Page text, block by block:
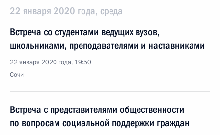
22 января 2020 года, среда
Встреча со студентами ведущих вузов,
школьниками, преподавателями и наставниками
22 января 2020 года, 19:50
Сочи
Встреча с представителями общественности
по вопросам социальной поддержки граждан